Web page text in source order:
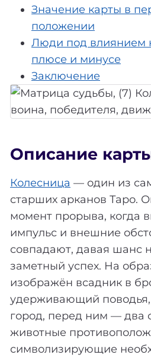
Значение карты в
положении
Люди под влиянием
плюсе и минусе
Заключение
Описание
Колесница — один из
старших арканов Таро.
момент прорыва, когда
импульс и внешние
совпадают, давая шанс
заметный успех. На
изображён всадник в
удерживающий
город, перед ним — два
животные
символизирующие